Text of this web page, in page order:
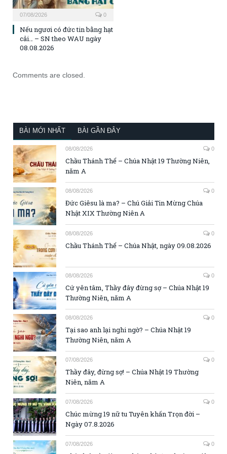
07/08/2026 0
Nếu ngươi có đức tin bằng hạt
cải… – SN theo WAU ngày
08.08.2026
Comments are closed.
BÀI MỚI NHẤT BÀI GẦN ĐÂY
08/08/2026 0
Chầu Thánh Thể – Chúa Nhật 19 Thường Niên,
năm A
08/08/2026 0
Đức Giêsu là ma? – Chú Giải Tin Mừng Chúa
Nhật XIX Thường Niên A
08/08/2026 0
Chầu Thánh Thể – Chúa Nhật, ngày 09.08.2026
08/08/2026 0
Cứ yên tâm, Thầy đây đừng sợ – Chúa Nhật 19
Thường Niên, năm A
08/08/2026 0
Tại sao anh lại nghi ngờ? – Chúa Nhật 19
Thường Niên, năm A
07/08/2026 0
Thầy đây, đừng sợ! – Chúa Nhật 19 Thường
Niên, năm A
07/08/2026 0
Chúc mừng 19 nữ tu Tuyên khấn Trọn đời –
Ngày 07.8.2026
07/08/2026 0